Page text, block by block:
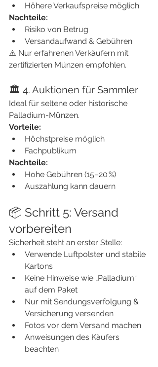
Höhere Verkaufspreise möglich
Nachteile:
Risiko von Betrug
Versandaufwand & Gebühren
⚠️ Nur erfahrenen Verkäufern mit
zertifizierten Münzen empfohlen.
🏛️ 4. Auktionen für Sammler
Ideal für seltene oder historische
Palladium-Münzen.
Vorteile:
Höchstpreise möglich
Fachpublikum
Nachteile:
Hohe Gebühren (15–20 %)
Auszahlung kann dauern
📦 Schritt 5: Versand
vorbereiten
Sicherheit steht an erster Stelle:
Verwende Luftpolster und stabile
Kartons
Keine Hinweise wie „Palladium“
auf dem Paket
Nur mit Sendungsverfolgung &
Versicherung versenden
Fotos vor dem Versand machen
Anweisungen des Käufers
beachten